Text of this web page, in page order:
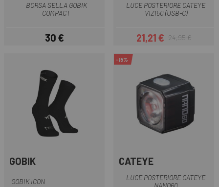
BORSA SELLA GOBIK
COMPACT
Prezzo
30 €
LUCE POSTERIORE CATEYE
VIZ150 (USB-C)
Prezzo
21,21 €Prezzo base
24,95 €
GOBIK
GOBIK ICON
-15%
CATEYE
LUCE POSTERIORE CATEYE
NANO60